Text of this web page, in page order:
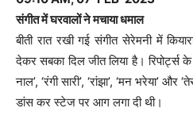
संगीत में घरवालों ने मचाया धमाल
बीती रात रखी गई संगीत सेरेमनी में
देकर सबका दिल जीत लिया है। रिपोर्ट्स के
नाल’, ‘रंगी सारी’, ‘रांझा’, ‘मन भरेया’
डांस कर स्टेज पर आग लगा दी थी।